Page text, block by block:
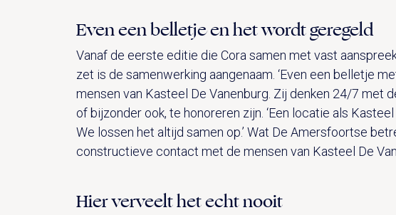
Even een belletje en het wordt geregeld
Vanaf de eerste editie die Cora samen met vast
zet is de samenwerking aangenaam. ‘Even een belletje
mensen van Kasteel De Vanenburg. Zij denken 24/7
of bijzonder ook, te honoreren zijn. ‘Een locatie als
We lossen het altijd samen op.’ Wat De Amersfoortse
constructieve contact met de mensen van Kasteel De
Hier verveelt het echt nooit